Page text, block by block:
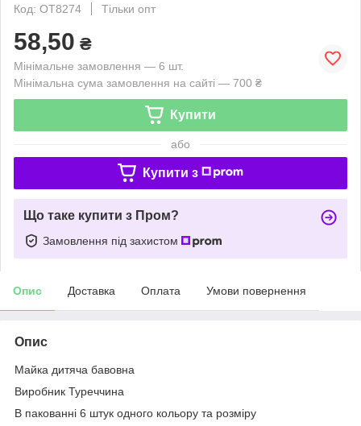
Код: OT8274
Тільки опт
58,50 ₴
Мінімальне замовлення — 6 шт.
Мінімальна сума замовлення на сайті — 700 ₴
Купити
або
Купити з
Що таке купити з Пром?
Замовлення під захистом
Опис Доставка Оплата Умови повернення
Опис
Майка дитяча бавовна
Виробник Туреччина
В пакованні 6 штук одного кольору та розміру